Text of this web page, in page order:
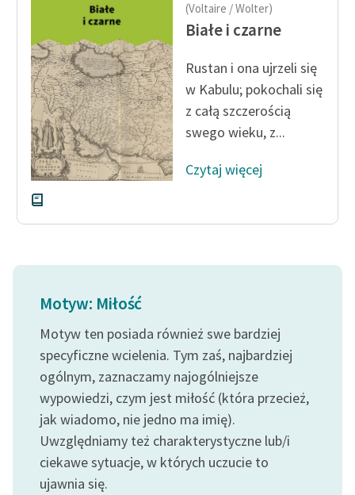
(Voltaire / Wolter)
Białe i czarne
Rustan i ona ujrzeli się
w Kabulu; pokochali się
z całą szczerością
swego wieku, z...
Czytaj więcej
Motyw: Miłość
Motyw ten posiada również swe bardziej
specyficzne wcielenia. Tym zaś, najbardziej
ogólnym, zaznaczamy najogólniejsze
wypowiedzi, czym jest miłość (która przecież,
jak wiadomo, nie jedno ma imię).
Uwzględniamy też charakterystyczne lub/i
ciekawe sytuacje, w których uczucie to
ujawnia się.